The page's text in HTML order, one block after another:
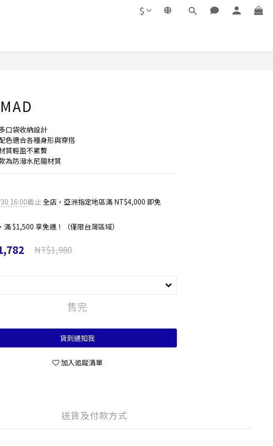
$
口袋收納設計
色適合各種身形與穿搭
質輕盈不累贅
為防潑水尼龍材質
16:00截止全店，亞洲指定地區滿 NT$4,000 即免
滿 $1,500 享免運！（僅限台灣區域）
NT$1,980
售完
貨到通知我
加入追蹤清單
送貨及付款方式